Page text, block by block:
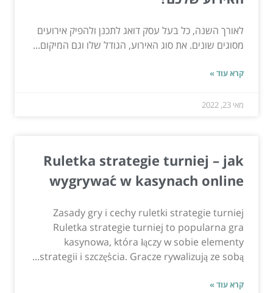
לאורך השנה, כל בעל עסק דואג לתכנן ולהפיק אירועים
מסוגים שונים. את סוג האירוע, הגודל שלו וגם המיקום...
קרא עוד »
מאי 23, 2022
Ruletka strategie turniej – jak
wygrywać w kasynach online
Zasady gry i cechy ruletki strategie turniej
Ruletka strategie turniej to popularna gra
kasynowa, która łączy w sobie elementy
strategii i szczęścia. Gracze rywalizują ze sobą...
קרא עוד »